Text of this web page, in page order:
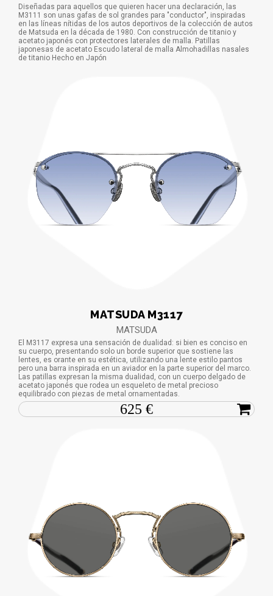
Diseñadas para aquellos que quieren hacer una declaración, las
M3111 son unas gafas de sol grandes para "conductor", inspiradas
en las líneas nítidas de los autos deportivos de la colección de autos
de Matsuda en la década de 1980. Con construcción de titanio y
acetato japonés con protectores laterales de malla. Patillas
japonesas de acetato Escudo lateral de malla Almohadillas nasales
de titanio Hecho en Japón
MATSUDA M3117
MATSUDA
El M3117 expresa una sensación de dualidad: si bien es conciso en
su cuerpo, presentando solo un borde superior que sostiene las
lentes, es orante en su estética, utilizando una lente estilo pantos
pero una barra inspirada en un aviador en la parte superior del marco.
Las patillas expresan la misma dualidad, con un cuerpo delgado de
acetato japonés que rodea un esqueleto de metal precioso
equilibrado con piezas de metal ornamentadas.
625 €